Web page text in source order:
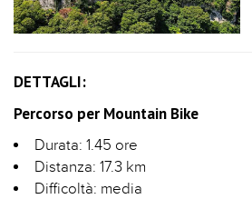
DETTAGLI:
Percorso per Mountain Bike
Durata: 1.45 ore
Distanza: 17.3 km
Difficoltà: media